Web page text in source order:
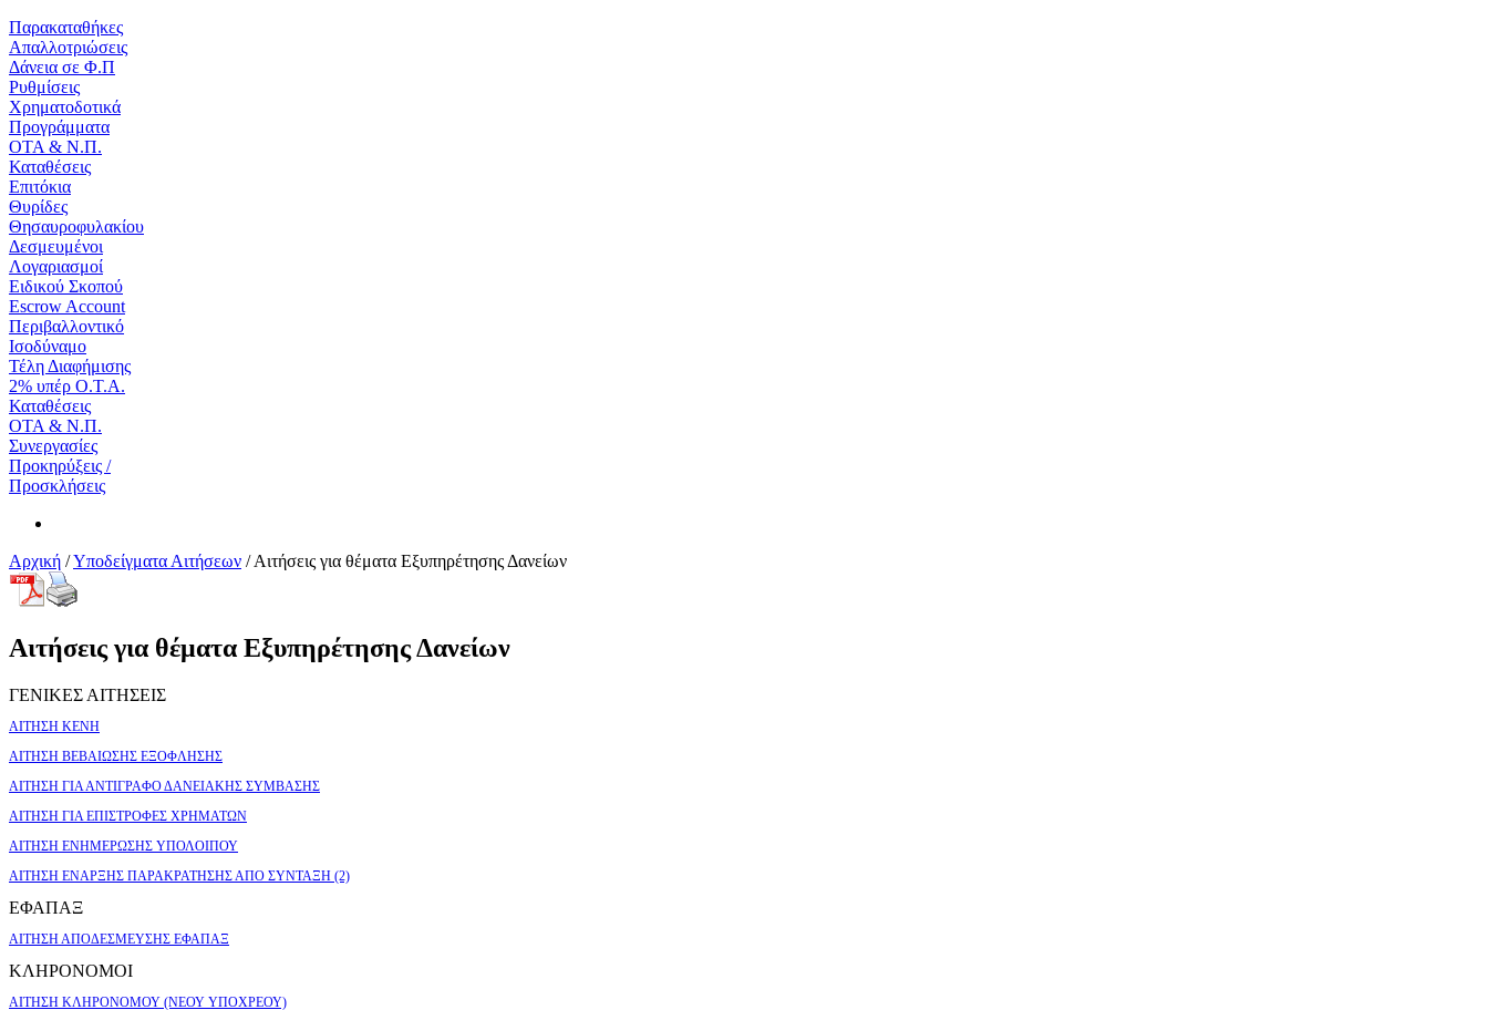
Παρακαταθήκες
Απαλλοτριώσεις
Δάνεια σε Φ.Π
Ρυθμίσεις
Χρηματοδοτικά
Προγράμματα
ΟΤΑ & Ν.Π.
Καταθέσεις
Επιτόκια
Θυρίδες
Θησαυροφυλακίου
Δεσμευμένοι
Λογαριασμοί
Ειδικού Σκοπού
Escrow Account
Περιβαλλοντικό
Ισοδύναμο
Τέλη Διαφήμισης
2% υπέρ Ο.Τ.Α.
Καταθέσεις
ΟΤΑ & Ν.Π.
Συνεργασίες
Προκηρύξεις /
Προσκλήσεις
Αρχική /Υποδείγματα Αιτήσεων /Αιτήσεις για θέματα Εξυπηρέτησης Δανείων
Αιτήσεις για θέματα Εξυπηρέτησης Δανείων
ΓΕΝΙΚΕΣ ΑΙΤΗΣΕΙΣ
AITHΣH KΕΝΗ
ΑΙΤΗΣΗ ΒΕΒΑΙΩΣΗΣ ΕΞΟΦΛΗΣΗΣ
ΑΙΤΗΣΗ ΓΙΑ ΑΝΤΙΓΡΑΦΟ ΔΑΝΕΙΑΚΗΣ ΣΥΜΒΑΣΗΣ
ΑΙΤΗΣΗ ΓΙΑ ΕΠΙΣΤΡΟΦΕΣ ΧΡΗΜΑΤΩΝ
ΑΙΤΗΣΗ ΕΝΗΜΕΡΩΣΗΣ ΥΠΟΛΟΙΠΟΥ
ΑΙΤΗΣΗ ΕΝΑΡΞΗΣ ΠΑΡΑΚΡΑΤΗΣΗΣ ΑΠΟ ΣΥΝΤΑΞΗ (2)
ΕΦΑΠΑΞ
ΑΙΤΗΣΗ ΑΠΟΔΕΣΜΕΥΣΗΣ ΕΦΑΠΑΞ
ΚΛΗΡΟΝΟΜΟΙ
ΑΙΤΗΣΗ ΚΛΗΡΟΝΟΜΟΥ (ΝΕΟΥ ΥΠΟΧΡΕΟΥ)